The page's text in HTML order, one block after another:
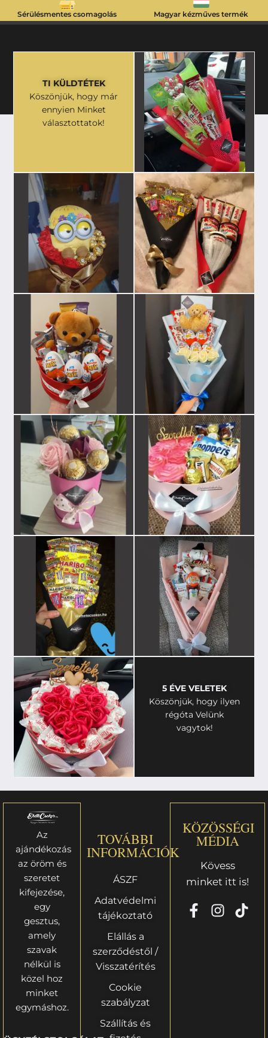
Sérülésmentes csomagolás Magyar kézműves termék
TI KÜLDTÉTEK
Köszönjük, hogy már
ennyien Minket
választottatok!
5 ÉVE VELETEK
Köszönjük, hogy ilyen
régóta Velünk
vagytok!
Az
ajándékozás
az öröm és
szeretet
kifejezése,
egy
gesztus,
amely
szavak
nélkül is
közel hoz
minket
egymáshoz.
TOVÁBBI
INFORMÁCIÓK
ÁSZF
Adatvédelmi
tájékoztató
Elállás a
szerződéstől /
Visszatérítés
Cookie
szabályzat
Szállítás és
KÖZÖSSÉGI
MÉDIA
Kövess
minket itt is!